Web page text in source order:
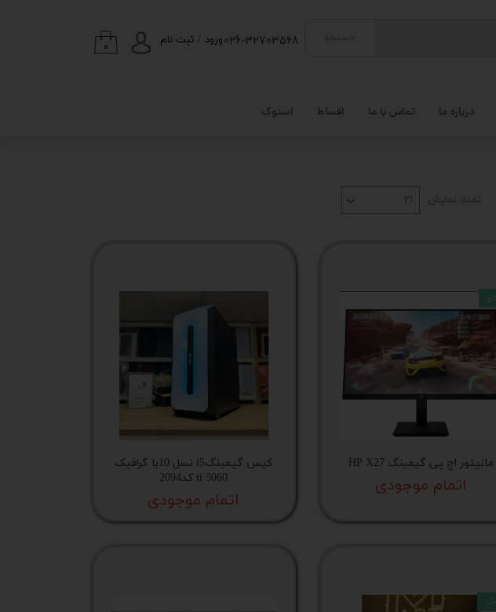
درباره ما تماس با ما اقساط استوک
ورود / ثبت نام
۰ 026-32703568
تعداد نمایش ۲۱
مانیتور اچ پی گیمینگ HP X27
اتمام موجودی
کیس گیمینگi5 نسل 10با گرافیک
3060 ti کد2094
اتمام موجودی